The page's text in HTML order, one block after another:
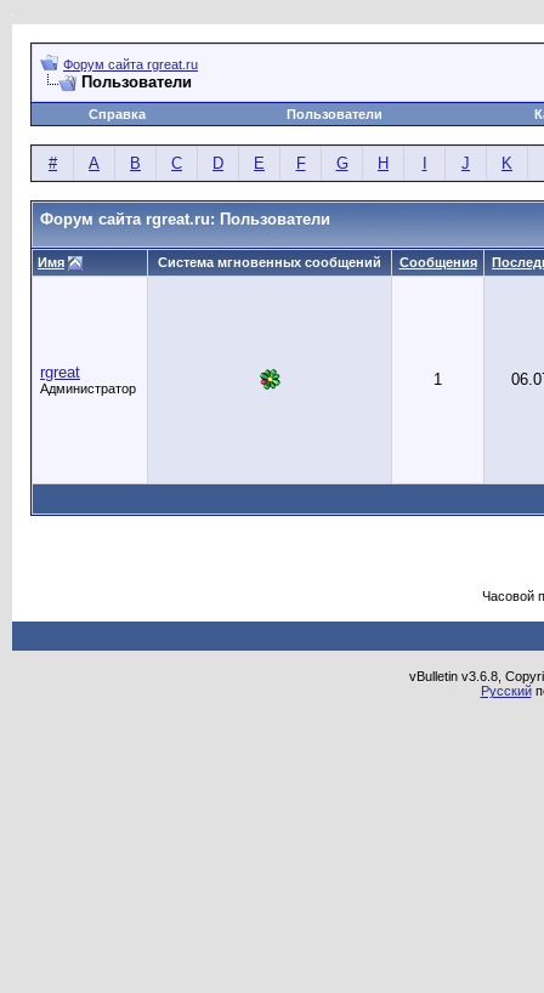
Форум сайта rgreat.ru
Пользователи
Справка Пользователи
# A B C D E F G H J K
Форум сайта rgreat.ru: Пользователи
Имя Система мгновенных сообщений Сообщения
rgreat
Администратор 1
Часовой
vBulletin v3.6.8,
Русский